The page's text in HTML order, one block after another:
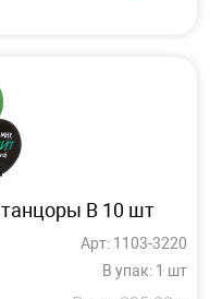
B 10 шт
Арт: 1103-3220
В упак: 1 шт